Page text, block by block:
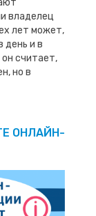
владелец
лет может,
день и в
считает,
но в
ОНЛАЙН-